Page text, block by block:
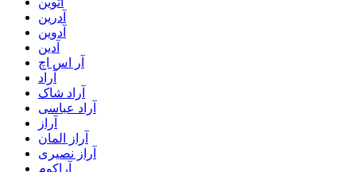
آدرین
آدوین
آدین
آر اس اچ
آراد
آراد شاک
آراد عباسی
آراز
آراز المان
آراز نصیری
آراکوم